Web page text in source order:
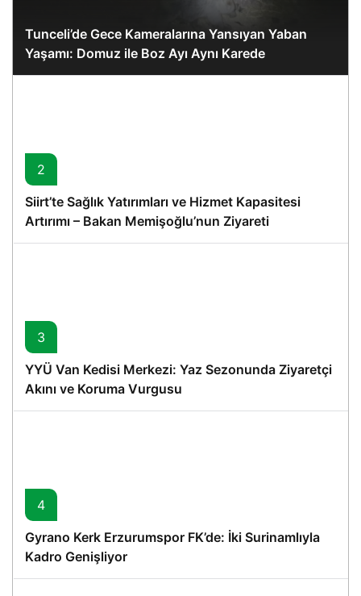
Tunceli’de Gece Kameralarına Yansıyan Yaban
Yaşamı: Domuz ile Boz Ayı Aynı Karede
2
Siirt’te Sağlık Yatırımları ve Hizmet Kapasitesi
Artırımı – Bakan Memişoğlu’nun Ziyareti
3
YYÜ Van Kedisi Merkezi: Yaz Sezonunda Ziyaretçi
Akını ve Koruma Vurgusu
4
Gyrano Kerk Erzurumspor FK’de: İki Surinamlıyla
Kadro Genişliyor